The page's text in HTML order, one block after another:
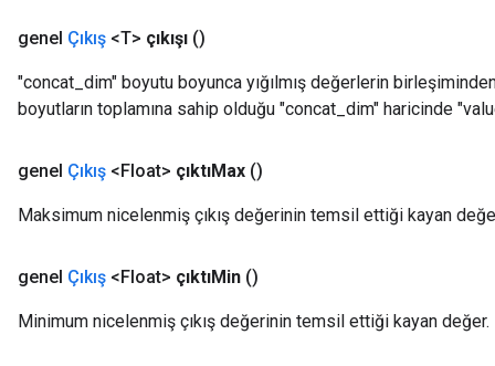
genel Çıkış <T> çıkışı ()
"concat_dim" boyutu boyunca yığılmış değerlerin
boyutların toplamına sahip olduğu "concat_dim" haricinde
genel Çıkış <Float> çıktıMax ()
Maksimum nicelenmiş çıkış değerinin temsil ettiği kayan
genel Çıkış <Float> çıktıMin ()
Minimum nicelenmiş çıkış değerinin temsil ettiği kayan değer.